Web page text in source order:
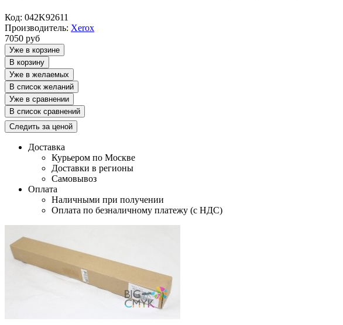
Код: 042K92611
Производитель: Xerox
7050 руб
Уже в корзине
В корзину
Уже в желаемых
В список желаний
Уже в сравнении
В список сравнений
Следить за ценой
Доставка
Курьером по Москве
Доставки в регионы
Самовывоз
Оплата
Наличными при получении
Оплата по безналичному платежу (с НДС)